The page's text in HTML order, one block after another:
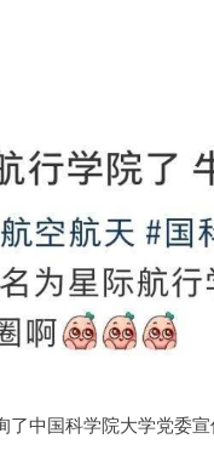
中国科学院大学党委